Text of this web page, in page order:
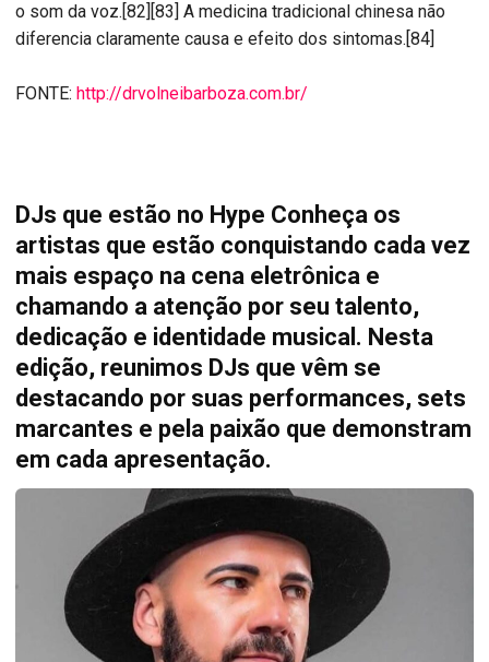
o som da voz.[82][83] A medicina tradicional chinesa não
diferencia claramente causa e efeito dos sintomas.[84]
FONTE: http://drvolneibarboza.com.br/
DJs que estão no Hype Conheça os
artistas que estão conquistando cada vez
mais espaço na cena eletrônica e
chamando a atenção por seu talento,
dedicação e identidade musical. Nesta
edição, reunimos DJs que vêm se
destacando por suas performances, sets
marcantes e pela paixão que demonstram
em cada apresentação.